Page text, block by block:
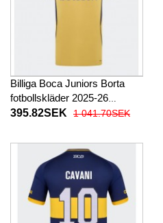
Billiga Boca Juniors Borta
fotbollskläder 2025-26
Kortärmad
395.82SEK 1 041.70SEK